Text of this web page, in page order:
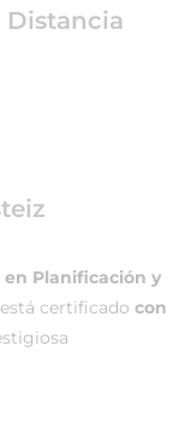
Distancia
Planificación y
está certificado con